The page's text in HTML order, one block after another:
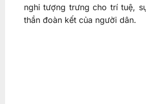
nghi tượng trưng cho trí tuệ,
thần đoàn kết của người dân.